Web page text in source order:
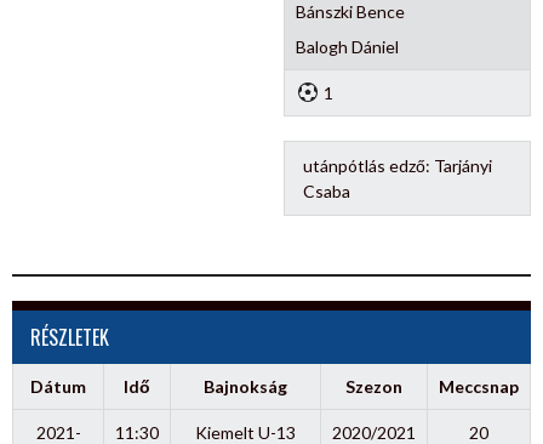
Bánszki Bence
Balogh Dániel
1
utánpótlás edző: Tarjányi
Csaba
RÉSZLETEK
Dátum Idő Bajnokság Szezon Meccsnap
2021-
11:30
Kiemelt U-13
2020/2021 20